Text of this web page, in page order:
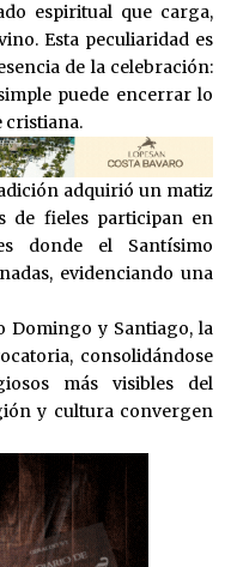
espiritual que carga,
Esta peculiaridad es
de la celebración:
puede encerrar lo
cristiana.
adquirió un matiz
de fieles participan en
donde el Santísimo
evidenciando una
Domingo y Santiago, la
consolidándose
más visibles del
y cultura convergen